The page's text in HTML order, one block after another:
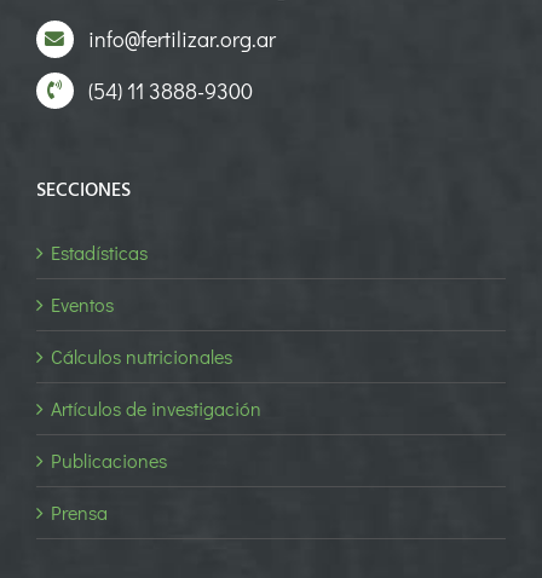
info@fertilizar.org.ar
(54) 11 3888-9300
SECCIONES
Estadísticas
Eventos
Cálculos nutricionales
Artículos de investigación
Publicaciones
Prensa